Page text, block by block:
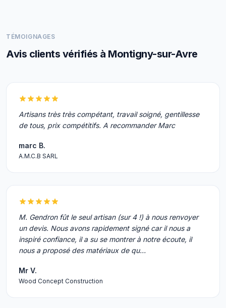
TÉMOIGNAGES
Avis clients vérifiés à Montigny-sur-Avre
Artisans très très compétant, travail soigné, gentillesse
de tous, prix compétitifs. A recommander Marc
marc B.
A.M.C.B SARL
M. Gendron fût le seul artisan (sur 4 !) à nous renvoyer
un devis. Nous avons rapidement signé car il nous a
inspiré confiance, il a su se montrer à notre écoute, il
nous a proposé des matériaux de qu…
Mr V.
Wood Concept Construction